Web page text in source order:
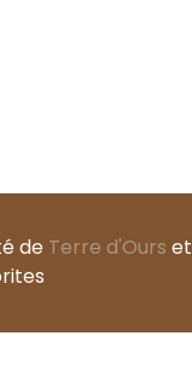
de Terre d'Ours et